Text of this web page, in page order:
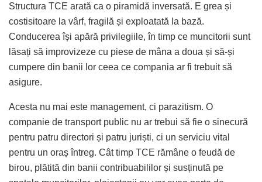
Structura TCE arată ca o piramidă inversată. E grea și
costisitoare la vârf, fragilă și exploatată la bază.
Conducerea își apără privilegiile, în timp ce muncitorii sunt
lăsați să improvizeze cu piese de mâna a doua și să-și
cumpere din banii lor ceea ce compania ar fi trebuit să
asigure.
Acesta nu mai este management, ci parazitism. O
companie de transport public nu ar trebui să fie o sinecură
pentru patru directori și patru juriști, ci un serviciu vital
pentru un oraș întreg. Cât timp TCE rămâne o feudă de
birou, plătită din banii contribuabililor și susținută pe